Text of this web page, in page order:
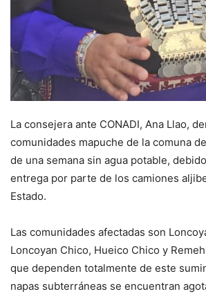
La consejera ante CONADI, Ana Llao,
comunidades mapuche de la comuna
de una semana sin agua potable,
entrega por parte de los camiones
Estado.
Las comunidades afectadas son
Loncoyan Chico, Hueico Chico y
que dependen totalmente de este
napas subterráneas se encuentran